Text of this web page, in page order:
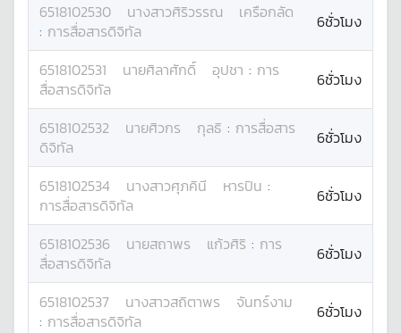
6518102530 นางสาวศิริวรรณ
เครือกลัด
: การสื่อสารดิจิทัล 6ชั่วโมง
6518102531 นายศิลาศักดิ์ อุปชา : การ
สื่อสารดิจิทัล
6ชั่วโมง
6518102532 นายศิวกร กุลธิ : การสื่อสาร
ดิจิทัล
6ชั่วโมง
6518102534 นางสาวศุภคินี หารปิน :
การสื่อสารดิจิทัล
6ชั่วโมง
6518102536 นายสถาพร แก้วศิริ : การ
สื่อสารดิจิทัล
6ชั่วโมง
6518102537 นางสาวสถิตาพร
จันทร์งาม
: การสื่อสารดิจิทัล 6ชั่วโมง